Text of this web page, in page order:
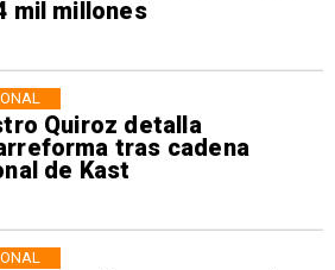
mil millones
Quiroz detalla
tras cadena
de Kast